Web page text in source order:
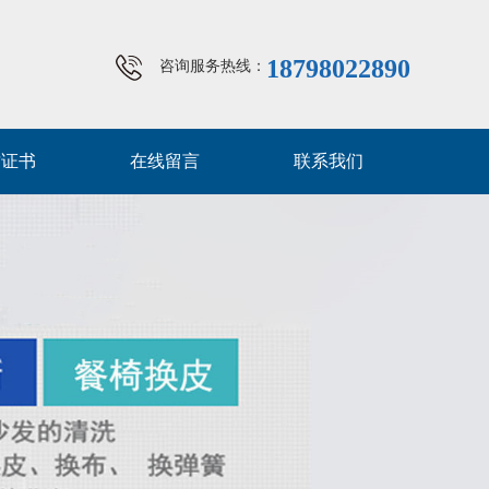
咨询服务热线： 18798022890
书 在线留言 联系我们